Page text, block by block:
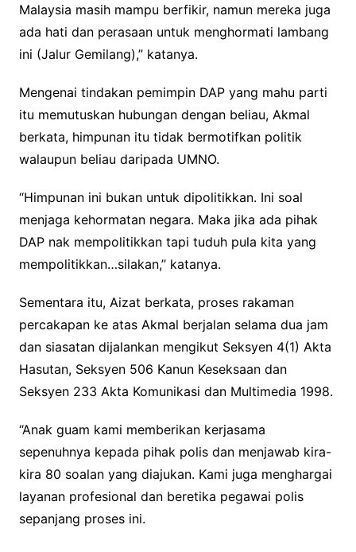
Malaysia masih mampu berfikir, namun mereka juga
ada hati dan perasaan untuk menghormati lambang
ini (Jalur Gemilang),” katanya.
Mengenai tindakan pemimpin DAP yang mahu parti
itu memutuskan hubungan dengan beliau, Akmal
berkata, himpunan itu tidak bermotifkan politik
walaupun beliau daripada UMNO.
“Himpunan ini bukan untuk dipolitikkan. Ini soal
menjaga kehormatan negara. Maka jika ada pihak
DAP nak mempolitikkan tapi tuduh pula kita yang
mempolitikkan…silakan,’’ katanya.
Sementara itu, Aizat berkata, proses rakaman
percakapan ke atas Akmal berjalan selama dua jam
dan siasatan dijalankan mengikut Seksyen 4(1) Akta
Hasutan, Seksyen 506 Kanun Keseksaan dan
Seksyen 233 Akta Komunikasi dan Multimedia 1998.
“Anak guam kami memberikan kerjasama
sepenuhnya kepada pihak polis dan menjawab kira-
kira 80 soalan yang diajukan. Kami juga menghargai
layanan profesional dan beretika pegawai polis
sepanjang proses ini.